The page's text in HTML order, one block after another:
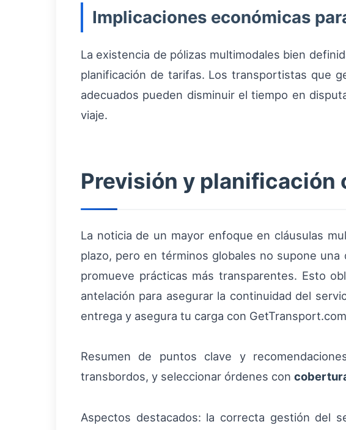
Implicaciones económicas
La existencia de pólizas multimodales bien
planificación de tarifas. Los transportistas que
adecuados pueden disminuir el tiempo en
viaje.
Previsión y planificación
La noticia de un mayor enfoque en cláusulas
plazo, pero en términos globales no supone
promueve prácticas más transparentes. Esto
antelación para asegurar la continuidad del
entrega y asegura tu carga con
Resumen de puntos clave y
transbordos, y seleccionar órdenes con
Aspectos destacados: la correcta gestión del